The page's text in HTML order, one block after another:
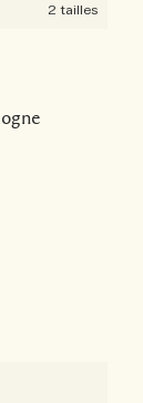
2 tailles